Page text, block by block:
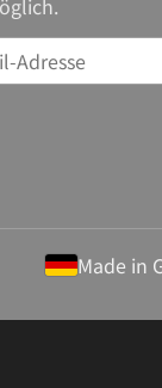
Made in